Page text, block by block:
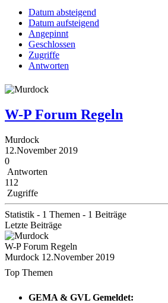
Datum absteigend
Datum aufsteigend
Angepinnt
Geschlossen
Zugriffe
Antworten
W-P Forum Regeln
Murdock
12.November 2019
0
Antworten
112
Zugriffe
Statistik - 1 Themen - 1 Beiträge
Letzte Beiträge
W-P Forum Regeln
Murdock 12.November 2019
Top Themen
GEMA & GVL Gemeldet: